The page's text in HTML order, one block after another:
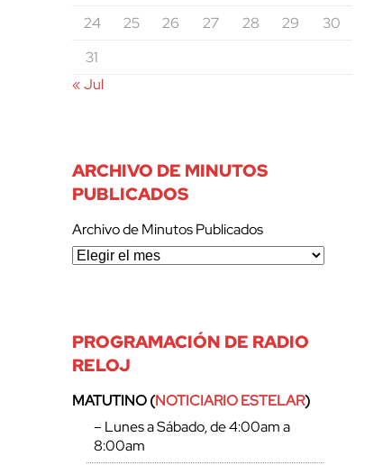
24
25 26 27 28 29
30
31
« Jul
ARCHIVO DE MINUTOS
PUBLICADOS
Archivo de Minutos Publicados
PROGRAMACIÓN DE RADIO
RELOJ
MATUTINO (NOTICIARIO ESTELAR)
– Lunes a Sábado, de 4:00am a
8:00am